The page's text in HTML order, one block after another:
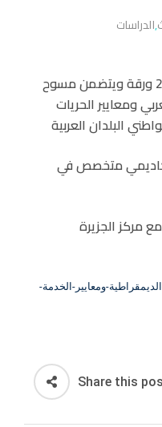
الدراسات
بحث أكاديمي جديد يتألف من 20 ورقة ويتضمن مسوح
ومعايير الحريات
البلدان العربية
متخصص في
مركز الجزيرة
ومعايير-الخدمة-
Share this